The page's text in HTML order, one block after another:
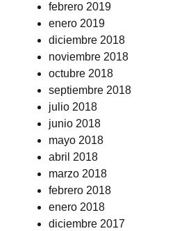
febrero 2019
enero 2019
diciembre 2018
noviembre 2018
octubre 2018
septiembre 2018
julio 2018
junio 2018
mayo 2018
abril 2018
marzo 2018
febrero 2018
enero 2018
diciembre 2017